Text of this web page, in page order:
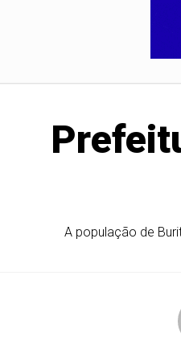
A população de